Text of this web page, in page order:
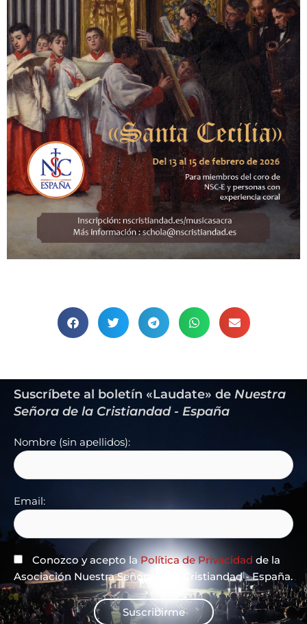
Suscríbete al boletín «Laudate» de Nuestra
Señora de la Cristiandad - España
Nombre (sin apellidos):
Email:
Conozco y acepto la Política de Privacidad de la
Asociación Nuestra Señora de la Cristiandad - España.
Suscribirme